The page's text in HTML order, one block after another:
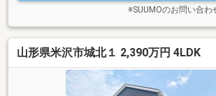
※SUUMOのお問い合
山形県米沢市城北１ 2,390万円 4LDK